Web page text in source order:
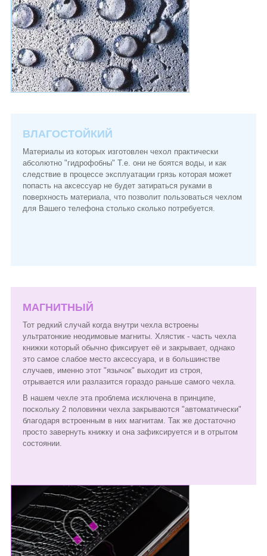
ВЛАГОСТОЙКИЙ
Материалы из которых изготовлен чехол практически
абсолютно "гидрофобны" Т.е. они не боятся воды, и как
следствие в процессе эксплуатации грязь которая может
попасть на аксессуар не будет затираться руками в
поверхность материала, что позволит пользоваться чехлом
для Вашего телефона столько сколько потребуется.
МАГНИТНЫЙ
Тот редкий случай когда внутри чехла встроены
ультратонкие неодимовые магниты. Хлястик - часть чехла
книжки который обычно фиксирует её и закрывает, однако
это самое слабое место аксессуара, и в большинстве
случаев, именно этот "язычок" выходит из строя,
отрывается или разлазится гораздо раньше самого чехла.
В нашем чехле эта проблема исключена в принципе,
поскольку 2 половинки чехла закрываются "автоматически"
благодаря встроенным в них магнитам. Так же достаточно
просто завернуть книжку и она зафиксируется и в отрытом
состоянии.